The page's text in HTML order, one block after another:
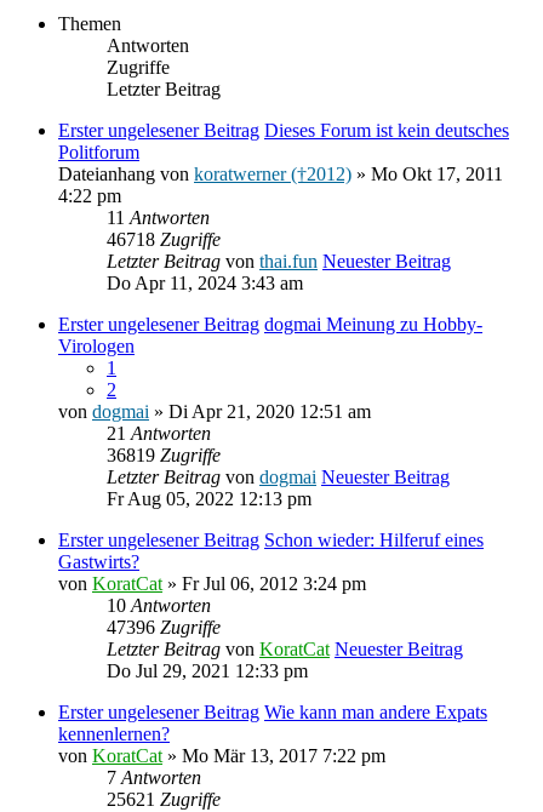
Themen
Antworten
Zugriffe
Letzter Beitrag
Erster ungelesener Beitrag Dieses Forum ist kein deutsches
Politforum
Dateianhang von koratwerner (†2012) » Mo Okt 17, 2011
4:22 pm
11 Antworten
46718 Zugriffe
Letzter Beitrag von thai.fun Neuester Beitrag
Do Apr 11, 2024 3:43 am
Erster ungelesener Beitrag dogmai Meinung zu Hobby-
Virologen
1
2
von dogmai » Di Apr 21, 2020 12:51 am
21 Antworten
36819 Zugriffe
Letzter Beitrag von dogmai Neuester Beitrag
Fr Aug 05, 2022 12:13 pm
Erster ungelesener Beitrag Schon wieder: Hilferuf eines
Gastwirts?
von KoratCat » Fr Jul 06, 2012 3:24 pm
10 Antworten
47396 Zugriffe
Letzter Beitrag von KoratCat Neuester Beitrag
Do Jul 29, 2021 12:33 pm
Erster ungelesener Beitrag Wie kann man andere Expats
kennenlernen?
von KoratCat » Mo Mär 13, 2017 7:22 pm
7 Antworten
25621 Zugriffe